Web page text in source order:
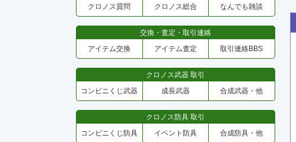
クロノス質問
クロノス総合 なんでも雑談
交換・査定・取引連絡
アイテム交換
アイテム査定 取引連絡BBS
クロノス武器 取引
コンビニくじ武器
成長武器 合成武器・他
クロノス防具 取引
コンビニくじ防具
イベント防具 合成防具・他